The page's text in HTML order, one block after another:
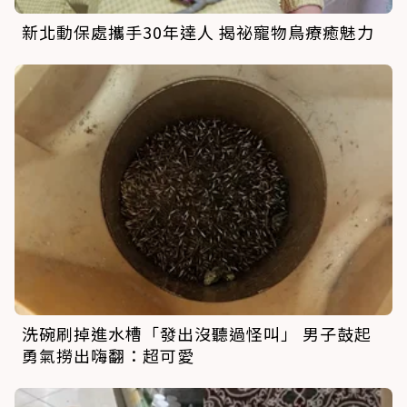
新北動保處攜手30年達人 揭祕寵物鳥療癒魅力
洗碗刷掉進水槽「發出沒聽過怪叫」 男子鼓起
勇氣撈出嗨翻：超可愛